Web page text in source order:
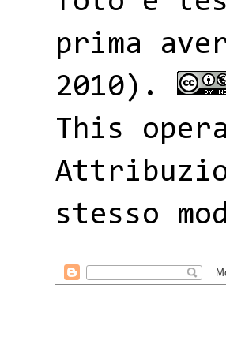
prima
2010).
This
stesso